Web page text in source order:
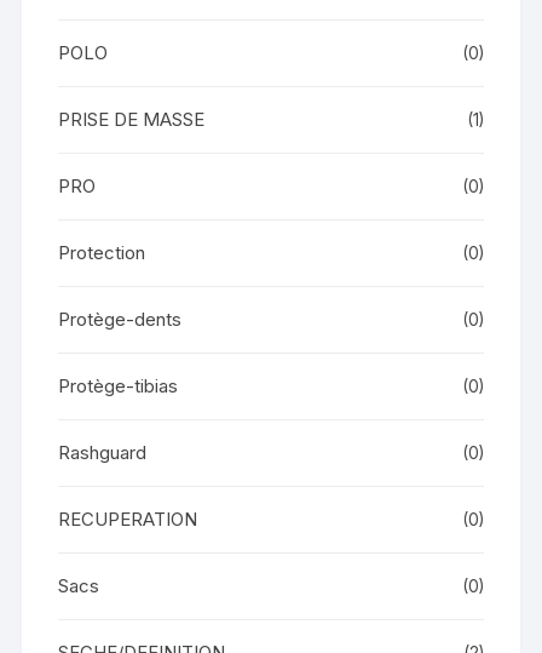
POLO (0)
PRISE DE MASSE (1)
PRO (0)
Protection (0)
Protège-dents (0)
Protège-tibias (0)
Rashguard (0)
RECUPERATION (0)
Sacs (0)